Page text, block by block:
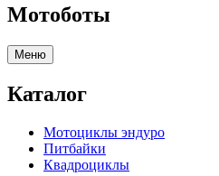
Мотоботы
Меню
Каталог
Мотоциклы эндуро
Питбайки
Квадроциклы